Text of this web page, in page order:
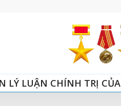
LÝ LUẬN CHÍNH TRỊ